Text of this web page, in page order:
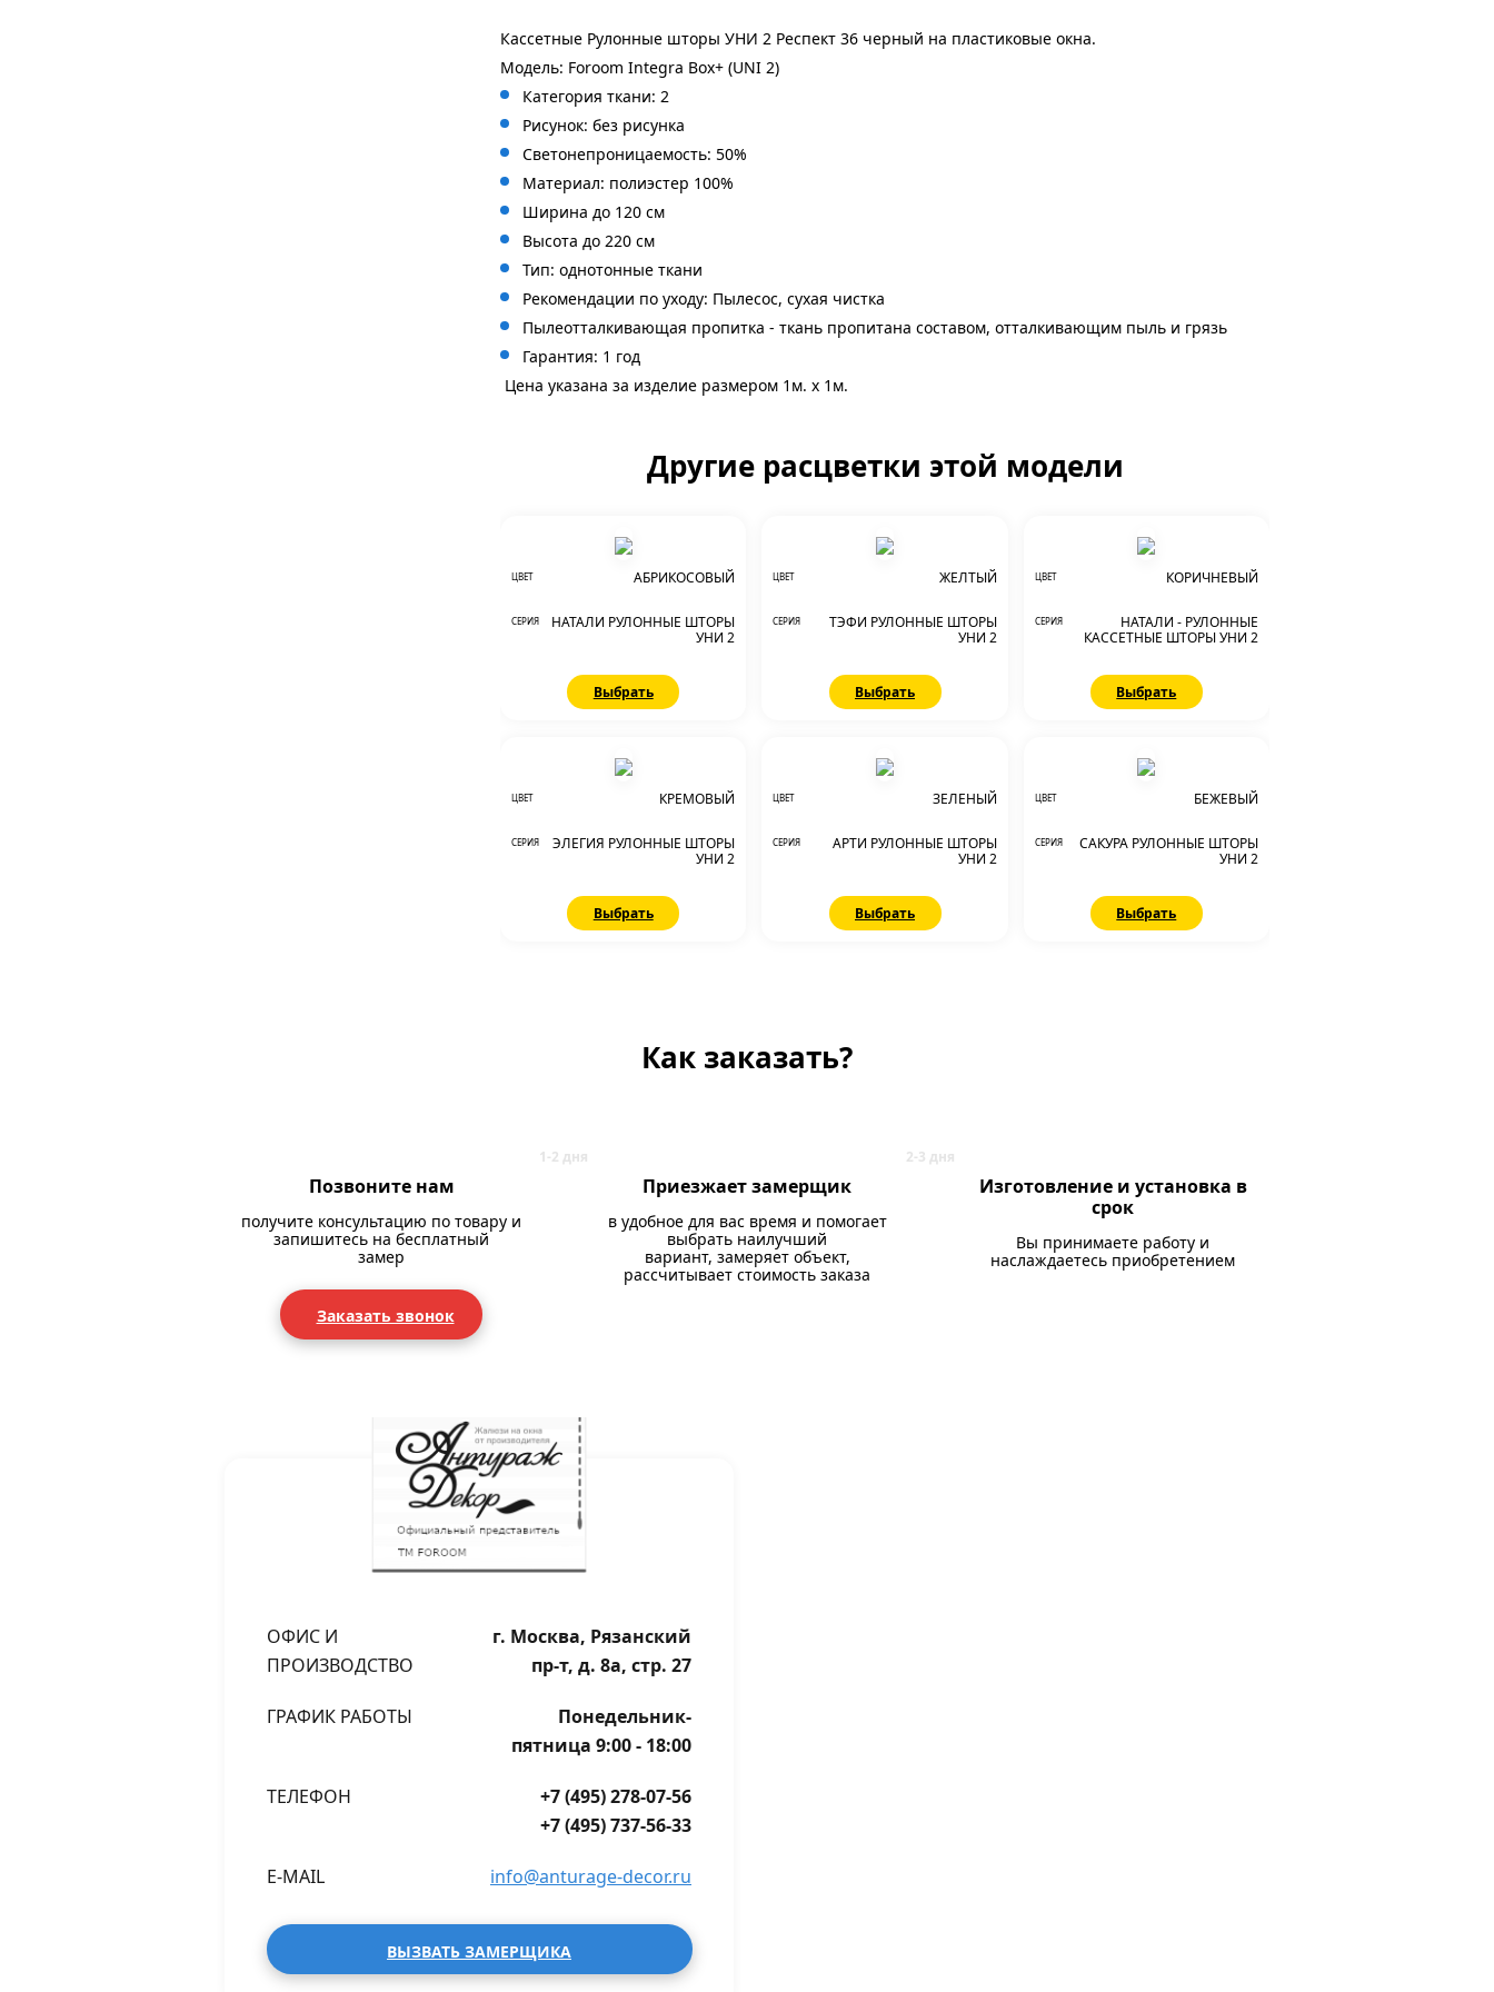
Кассетные Рулонные шторы УНИ 2 Респект 36 черный на пластиковые окна.
Модель: Foroom Integra Box+ (UNI 2)
Категория ткани: 2
Рисунок: без рисунка
Светонепроницаемость: 50%
Материал: полиэстер 100%
Ширина до 120 см
Высота до 220 см
Тип: однотонные ткани
Рекомендации по уходу: Пылесос, сухая чистка
Пылеотталкивающая пропитка - ткань пропитана составом, отталкивающим пыль и грязь
Гарантия: 1 год
Цена указана за изделие размером 1м. x 1м.
Другие расцветки этой модели
ЦВЕТ АБРИКОСОВЫЙ
СЕРИЯ
НАТАЛИ РУЛОННЫЕ ШТОРЫ
УНИ 2
Выбрать
ЦВЕТ ЖЕЛТЫЙ
СЕРИЯ
ТЭФИ РУЛОННЫЕ ШТОРЫ
УНИ 2
Выбрать
ЦВЕТ КОРИЧНЕВЫЙ
СЕРИЯ
НАТАЛИ - РУЛОННЫЕ
КАССЕТНЫЕ ШТОРЫ УНИ 2
Выбрать
ЦВЕТ КРЕМОВЫЙ
СЕРИЯ
ЭЛЕГИЯ РУЛОННЫЕ ШТОРЫ
УНИ 2
Выбрать
ЦВЕТ ЗЕЛЕНЫЙ
СЕРИЯ
АРТИ РУЛОННЫЕ ШТОРЫ
УНИ 2
Выбрать
ЦВЕТ БЕЖЕВЫЙ
СЕРИЯ
САКУРА РУЛОННЫЕ ШТОРЫ
УНИ 2
Выбрать
Как заказать?
Позвоните нам
получите консультацию по товару и
запишитесь на бесплатный
замер
Заказать звонок
Приезжает замерщик
в удобное для вас время и помогает
выбрать наилучший
вариант, замеряет объект,
рассчитывает стоимость заказа
Изготовление и установка в
срок
Вы принимаете работу и
наслаждаетесь приобретением
ОФИС И
ПРОИЗВОДСТВО
г. Москва, Рязанский
пр-т, д. 8а, стр. 27
ГРАФИК РАБОТЫ
Понедельник-
пятница 9:00 - 18:00
ТЕЛЕФОН
+7 (495) 278-07-56
+7 (495) 737-56-33
E-MAIL info@anturage-decor.ru
ВЫЗВАТЬ ЗАМЕРЩИКА